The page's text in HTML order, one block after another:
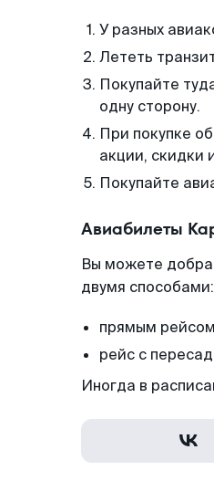
У разных
Лететь
Покупайте
одну сторону.
При покупке
акции, скидки
Покупайте
Авиабилеты
Вы можете
двумя способами:
прямым рейсом
рейс с
Иногда в